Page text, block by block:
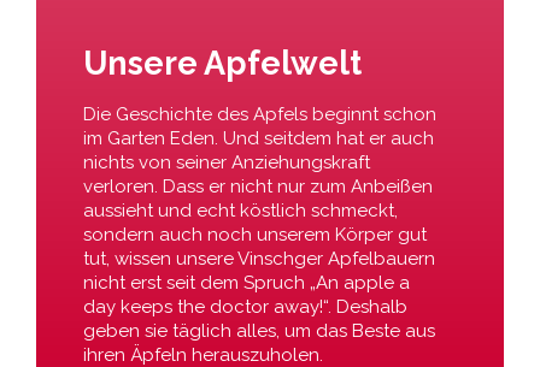
Unsere Apfelwelt
Die Geschichte des Apfels beginnt schon
im Garten Eden. Und seitdem hat er auch
nichts von seiner Anziehungskraft
verloren. Dass er nicht nur zum Anbeißen
aussieht und echt köstlich schmeckt,
sondern auch noch unserem Körper gut
tut, wissen unsere Vinschger Apfelbauern
nicht erst seit dem Spruch „An apple a
day keeps the doctor away!“. Deshalb
geben sie täglich alles, um das Beste aus
ihren Äpfeln herauszuholen.